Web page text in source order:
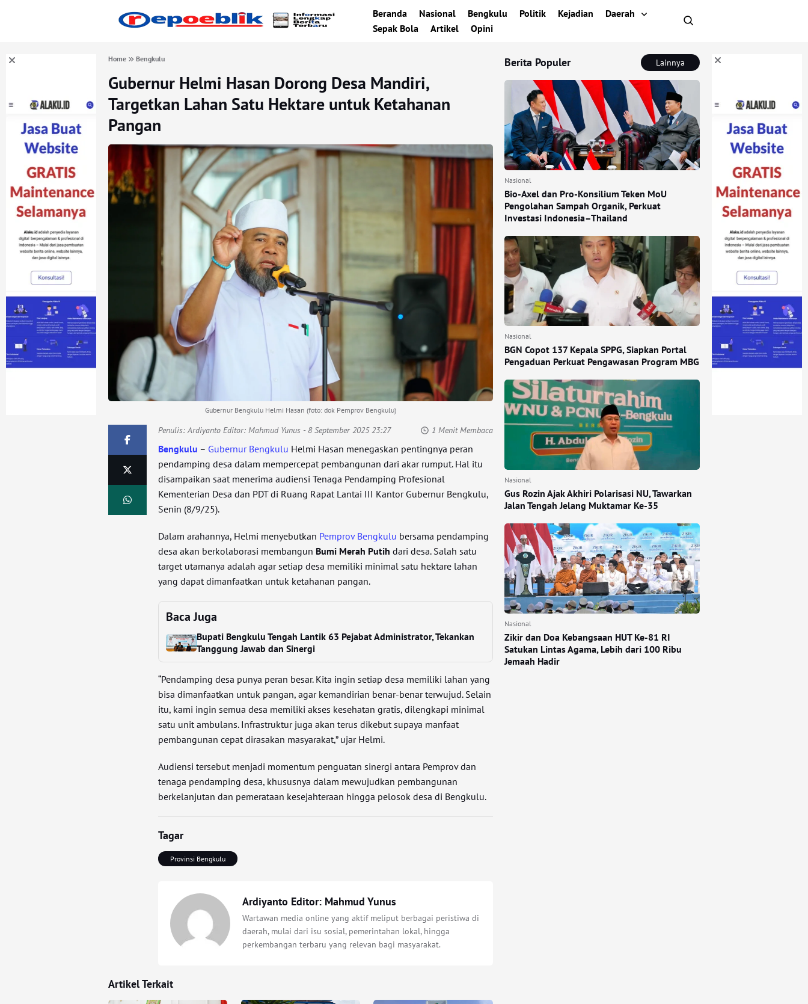
Beranda Nasional Bengkulu Politik Kejadian
Daerah
Sepak Bola
Artikel Opini
Home Bengkulu
Gubernur Helmi Hasan Dorong Desa Mandiri,
Targetkan Lahan Satu Hektare untuk Ketahanan
Pangan
Gubernur Bengkulu Helmi Hasan (foto: dok Pemprov Bengkulu)
Penulis:Ardiyanto Editor: Mahmud Yunus - 8 September 2025 23:27 1 Menit Membaca
Bengkulu – Gubernur Bengkulu Helmi Hasan menegaskan pentingnya peran
pendamping desa dalam mempercepat pembangunan dari akar rumput. Hal itu
disampaikan saat menerima audiensi Tenaga Pendamping Profesional
Kementerian Desa dan PDT di Ruang Rapat Lantai III Kantor Gubernur Bengkulu,
Senin (8/9/25).
Dalam arahannya, Helmi menyebutkan Pemprov Bengkulu bersama pendamping
desa akan berkolaborasi membangun Bumi Merah Putih dari desa. Salah satu
target utamanya adalah agar setiap desa memiliki minimal satu hektare lahan
yang dapat dimanfaatkan untuk ketahanan pangan.
Baca Juga
Bupati Bengkulu Tengah Lantik 63 Pejabat Administrator, Tekankan
Tanggung Jawab dan Sinergi
“Pendamping desa punya peran besar. Kita ingin setiap desa memiliki lahan yang
bisa dimanfaatkan untuk pangan, agar kemandirian benar-benar terwujud. Selain
itu, kami ingin semua desa memiliki akses kesehatan gratis, dilengkapi minimal
satu unit ambulans. Infrastruktur juga akan terus dikebut supaya manfaat
pembangunan cepat dirasakan masyarakat,” ujar Helmi.
Audiensi tersebut menjadi momentum penguatan sinergi antara Pemprov dan
tenaga pendamping desa, khususnya dalam mewujudkan pembangunan
berkelanjutan dan pemerataan kesejahteraan hingga pelosok desa di Bengkulu.
Tagar
Provinsi Bengkulu
Ardiyanto Editor: Mahmud Yunus
Wartawan media online yang aktif meliput berbagai peristiwa di
daerah, mulai dari isu sosial, pemerintahan lokal, hingga
perkembangan terbaru yang relevan bagi masyarakat.
Artikel Terkait
Berita Populer Lainnya
Nasional
Bio-Axel dan Pro-Konsilium Teken MoU
Pengolahan Sampah Organik, Perkuat
Investasi Indonesia–Thailand
Nasional
BGN Copot 137 Kepala SPPG, Siapkan Portal
Pengaduan Perkuat Pengawasan Program MBG
Nasional
Gus Rozin Ajak Akhiri Polarisasi NU, Tawarkan
Jalan Tengah Jelang Muktamar Ke-35
Nasional
Zikir dan Doa Kebangsaan HUT Ke-81 RI
Satukan Lintas Agama, Lebih dari 100 Ribu
Jemaah Hadir